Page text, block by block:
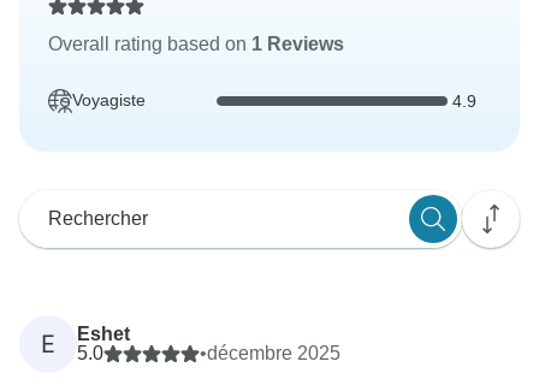
Overall rating based on 1 Reviews
Voyagiste 4.9
E
Eshet
5.0
•décembre 2025